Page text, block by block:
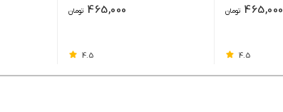
تومان 465,000
4.5
تومان 465,000
4.5